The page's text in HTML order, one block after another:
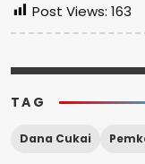
Post Views: 163
TAG
Dana Cukai